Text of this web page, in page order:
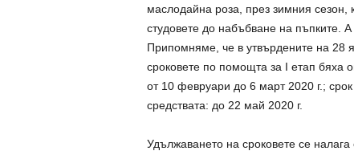
маслодайна роза, през зимния сезон,
студовете до набъбване на пъпките.
Припомняме, че в утвърдените на 28
сроковете по помощта за І етап бяха
от 10 февруари до 6 март 2020 г.;
средствата: до 22 май 2020 г.
Удължаването на сроковете се